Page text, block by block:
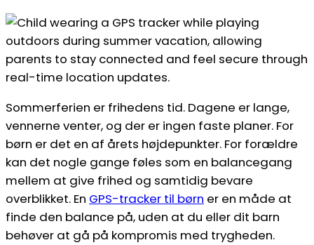
Sommerferien er frihedens tid. Dagene er lange,
vennerne venter, og der er ingen faste planer. For
børn er det en af årets højdepunkter. For forældre
kan det nogle gange føles som en balancegang
mellem at give frihed og samtidig bevare
overblikket. En GPS-tracker til børn er en måde at
finde den balance på, uden at du eller dit barn
behøver at gå på kompromis med trygheden.